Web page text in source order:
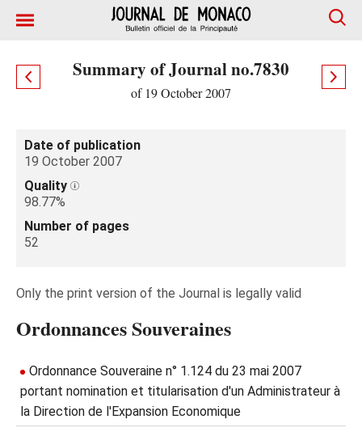
Summary of Journal no.7830
of 19 October 2007
Date of publication
19 October 2007
Quality
98.77%
Number of pages
52
Only the print version of the Journal is legally valid
Ordonnances Souveraines
Ordonnance Souveraine n° 1.124 du 23 mai 2007
portant nomination et titularisation d'un Administrateur à
la Direction de l'Expansion Economique